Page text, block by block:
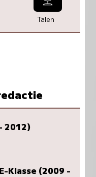
Talen
2012)
Klasse (2009 -